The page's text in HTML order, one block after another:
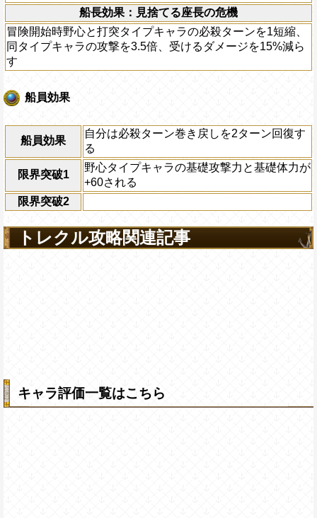
船長効果：見捨てる座長の危機
冒険開始時野心と打突タイプキャラの必殺ターンを1短縮、
同タイプキャラの攻撃を3.5倍、受けるダメージを15%減ら
す
船員効果
船員効果
自分は必殺ターン巻き戻しを2ターン回復す
る
限界突破1
野心タイプキャラの基礎攻撃力と基礎体力が
+60される
限界突破2
トレクル攻略関連記事
キャラ評価一覧はこちら